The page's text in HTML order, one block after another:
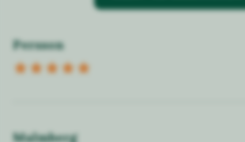
Persson
Malmberg